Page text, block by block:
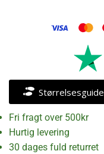
Størrelsesguide
Fri fragt over 500kr
Hurtig levering
30 dages fuld returret